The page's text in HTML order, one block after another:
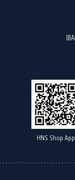
HNS Shop App